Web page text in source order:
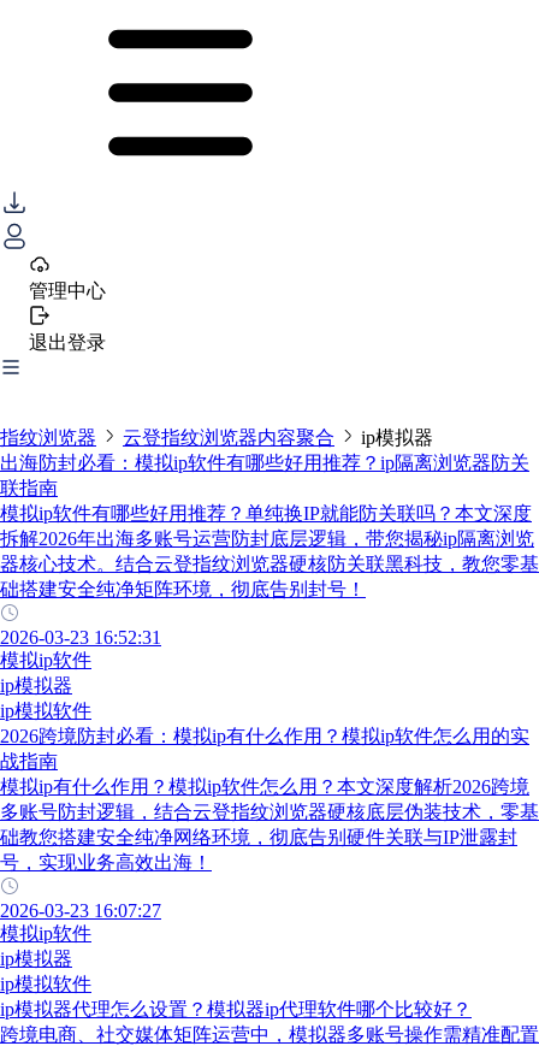
管理中心
退出登录
指纹浏览器 云登指纹浏览器内容聚合
ip模拟器
出海防封必看：模拟ip软件有哪些好用推荐？ip隔离浏览器防关
联指南
模拟ip软件有哪些好用推荐？单纯换IP就能防关联吗？本文深度
拆解2026年出海多账号运营防封底层逻辑，带您揭秘ip隔离浏览
器核心技术。结合云登指纹浏览器硬核防关联黑科技，教您零基
础搭建安全纯净矩阵环境，彻底告别封号！
2026-03-23 16:52:31
模拟ip软件
ip模拟器
ip模拟软件
2026跨境防封必看：模拟ip有什么作用？模拟ip软件怎么用的实
战指南
模拟ip有什么作用？模拟ip软件怎么用？本文深度解析2026跨境
多账号防封逻辑，结合云登指纹浏览器硬核底层伪装技术，零基
础教您搭建安全纯净网络环境，彻底告别硬件关联与IP泄露封
号，实现业务高效出海！
2026-03-23 16:07:27
模拟ip软件
ip模拟器
ip模拟软件
ip模拟器代理怎么设置？模拟器ip代理软件哪个比较好？
跨境电商、社交媒体矩阵运营中，模拟器多账号操作需精准配置